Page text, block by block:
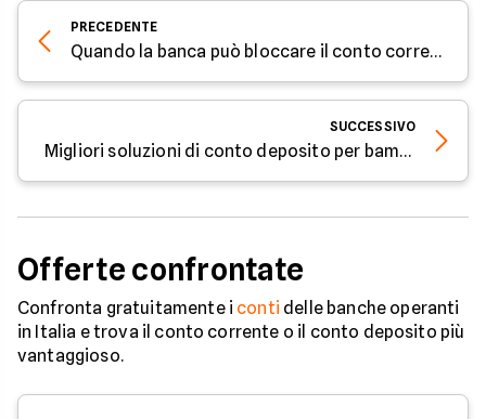
PRECEDENTE
Quando la banca può bloccare il conto corrente
SUCCESSIVO
Migliori soluzioni di conto deposito per bambini per il 2019
Offerte confrontate
Confronta gratuitamente i conti delle banche operanti
in Italia e trova il conto corrente o il conto deposito più
vantaggioso.